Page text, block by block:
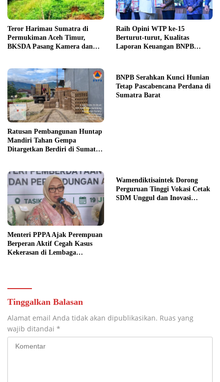
Teror Harimau Sumatra di
Permukiman Aceh Timur,
BKSDA Pasang Kamera dan
Raih Opini WTP ke-15
Berturut-turut, Kualitas
Laporan Keuangan BNPB
Ratusan Pembangunan Huntap
Mandiri Tahan Gempa
Ditargetkan Berdiri di Sumatra
BNPB Serahkan Kunci Hunian
Tetap Pascabencana Perdana di
Sumatra Barat
Menteri PPPA Ajak Perempuan
Berperan Aktif Cegah Kasus
Kekerasan di Lembaga
Wamendiktisaintek Dorong
Perguruan Tinggi Vokasi Cetak
SDM Unggul dan Inovasi
Tinggalkan Balasan
Alamat email Anda tidak akan dipublikasikan. Ruas yang
wajib ditandai *